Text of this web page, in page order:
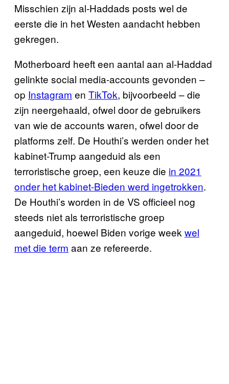
Misschien zijn al-Haddads posts wel de
eerste die in het Westen aandacht hebben
gekregen.
Motherboard heeft een aantal aan al-Haddad
gelinkte social media-accounts gevonden –
op Instagram en TikTok, bijvoorbeeld – die
zijn neergehaald, ofwel door de gebruikers
van wie de accounts waren, ofwel door de
platforms zelf. De Houthi’s werden onder het
kabinet-Trump aangeduid als een
terroristische groep, een keuze die in 2021
onder het kabinet-Bieden werd ingetrokken.
De Houthi’s worden in de VS officieel nog
steeds niet als terroristische groep
aangeduid, hoewel Biden vorige week wel
met die term aan ze refereerde.